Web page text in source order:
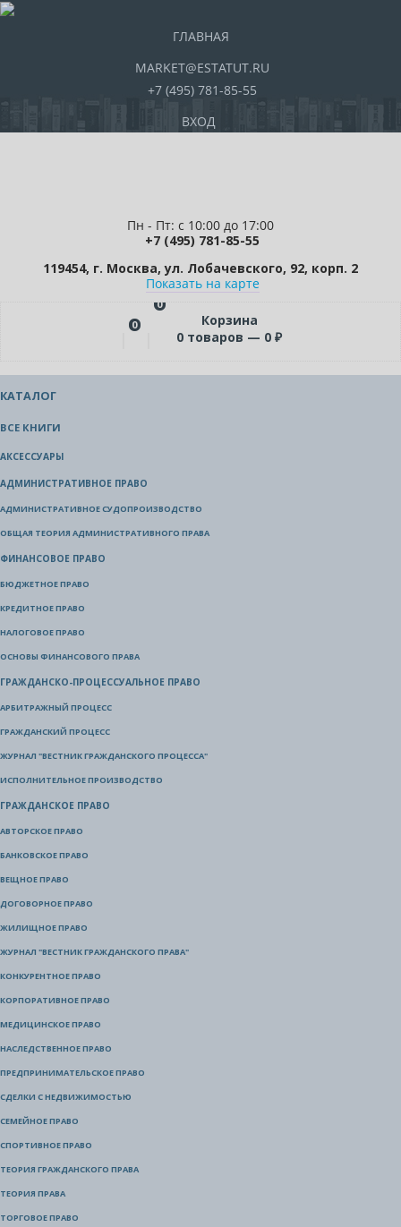
ГЛАВНАЯ
MARKET@ESTATUT.RU
+7 (495) 781-85-55
ВХОД
Пн - Пт: с 10:00 до 17:00
+7 (495) 781-85-55
119454, г. Москва, ул. Лобачевского, 92, корп. 2
Показать на карте
0
0
Корзина
0 товаров — 0 ₽
КАТАЛОГ
ВСЕ КНИГИ
АКСЕССУАРЫ
АДМИНИСТРАТИВНОЕ ПРАВО
АДМИНИСТРАТИВНОЕ СУДОПРОИЗВОДСТВО
ОБЩАЯ ТЕОРИЯ АДМИНИСТРАТИВНОГО ПРАВА
ФИНАНСОВОЕ ПРАВО
БЮДЖЕТНОЕ ПРАВО
КРЕДИТНОЕ ПРАВО
НАЛОГОВОЕ ПРАВО
ОСНОВЫ ФИНАНСОВОГО ПРАВА
ГРАЖДАНСКО-ПРОЦЕССУАЛЬНОЕ ПРАВО
АРБИТРАЖНЫЙ ПРОЦЕСС
ГРАЖДАНСКИЙ ПРОЦЕСС
ЖУРНАЛ "ВЕСТНИК ГРАЖДАНСКОГО ПРОЦЕССА"
ИСПОЛНИТЕЛЬНОЕ ПРОИЗВОДСТВО
ГРАЖДАНСКОЕ ПРАВО
АВТОРСКОЕ ПРАВО
БАНКОВСКОЕ ПРАВО
ВЕЩНОЕ ПРАВО
ДОГОВОРНОЕ ПРАВО
ЖИЛИЩНОЕ ПРАВО
ЖУРНАЛ "ВЕСТНИК ГРАЖДАНСКОГО ПРАВА"
КОНКУРЕНТНОЕ ПРАВО
КОРПОРАТИВНОЕ ПРАВО
МЕДИЦИНСКОЕ ПРАВО
НАСЛЕДСТВЕННОЕ ПРАВО
ПРЕДПРИНИМАТЕЛЬСКОЕ ПРАВО
СДЕЛКИ С НЕДВИЖИМОСТЬЮ
СЕМЕЙНОЕ ПРАВО
СПОРТИВНОЕ ПРАВО
ТЕОРИЯ ГРАЖДАНСКОГО ПРАВА
ТЕОРИЯ ПРАВА
ТОРГОВОЕ ПРАВО